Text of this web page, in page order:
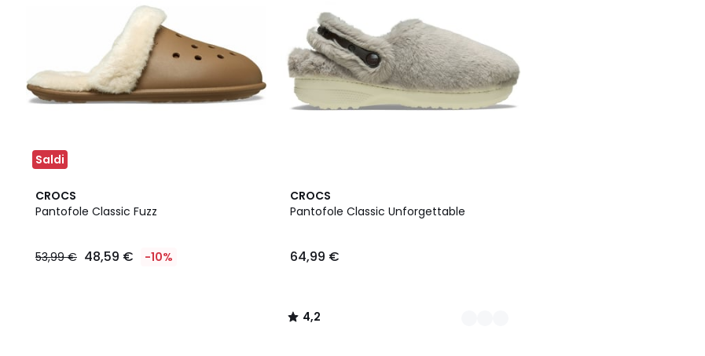
Saldi
CROCS
Pantofole Classic Fuzz
53,99 € 48,59 € -10%
CROCS
Pantofole Classic Unforgettable
64,99 €
4,2
/ 5
2
Colori
4,2
/